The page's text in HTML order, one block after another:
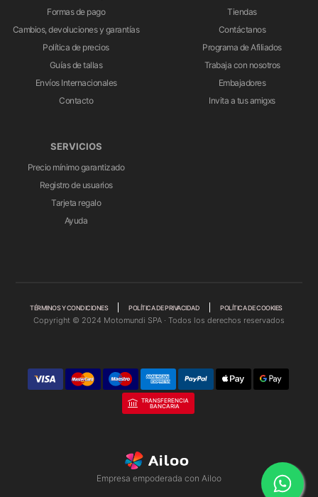
Formas de pago
Cambios, devoluciones y garantías
Política de precios
Guías de tallas
Envíos Internacionales
Contacto
Tiendas
Contáctanos
Programa de Afiliados
Trabaja con nosotros
Embajadores
Invita a tus amigxs
SERVICIOS
Precio mínimo garantizado
Registro de usuarios
Tarjeta regalo
Ayuda
TÉRMINOS Y CONDICIONES POLÍTICA DE PRIVACIDAD POLÍTICA DE COOKIES
Copyright © 2024 Motomundi SPA · Todos los derechos reservados
TRANSFERENCIA
BANCARIA
Empresa empoderada con Ailoo